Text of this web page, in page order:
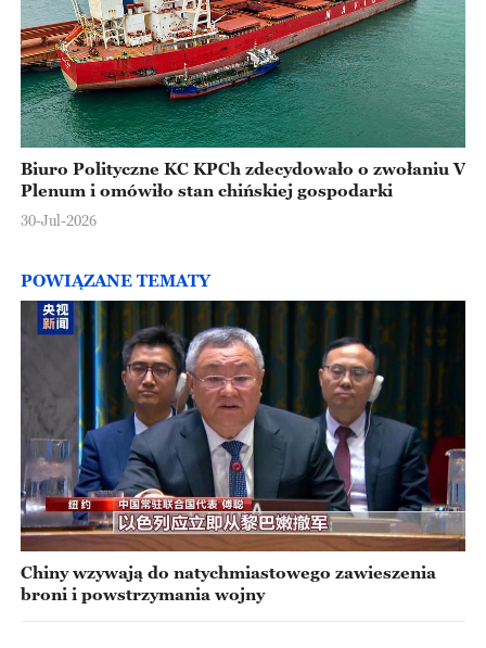
Biuro Polityczne KC KPCh zdecydowało o zwołaniu V
Plenum i omówiło stan chińskiej gospodarki
30-Jul-2026
POWIĄZANE TEMATY
Chiny wzywają do natychmiastowego zawieszenia
broni i powstrzymania wojny